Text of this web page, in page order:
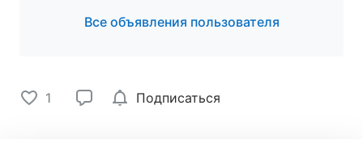
Все объявления пользователя
1 Подписаться